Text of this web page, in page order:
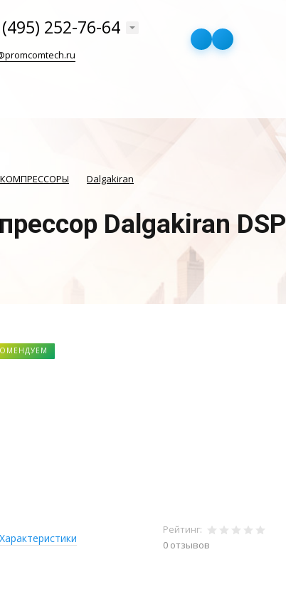
252-76-64
Dalgakiran
Dalgakiran DSP
Характеристики
Рейтинг:
0 отзывов